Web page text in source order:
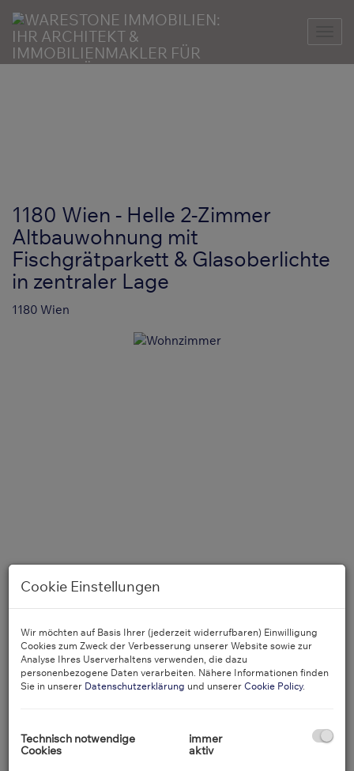
1180 Wien - Helle 2-Zimmer
Altbauwohnung mit
Fischgrätparkett & Glasoberlichte
in zentraler Lage
1180 Wien
Wohnzimmer
Beschreibung
Cookie Einstellungen
Wir möchten auf Basis Ihrer (jederzeit widerrufbaren) Einwilligung
Cookies zum Zweck der Verbesserung unserer Website sowie zur
Analyse Ihres Userverhaltens verwenden, die dazu
personenbezogene Daten verarbeiten. Nähere Informationen finden
Sie in unserer Datenschutzerklärung und unserer Cookie Policy.
Technisch notwendige
Cookies
immer
aktiv